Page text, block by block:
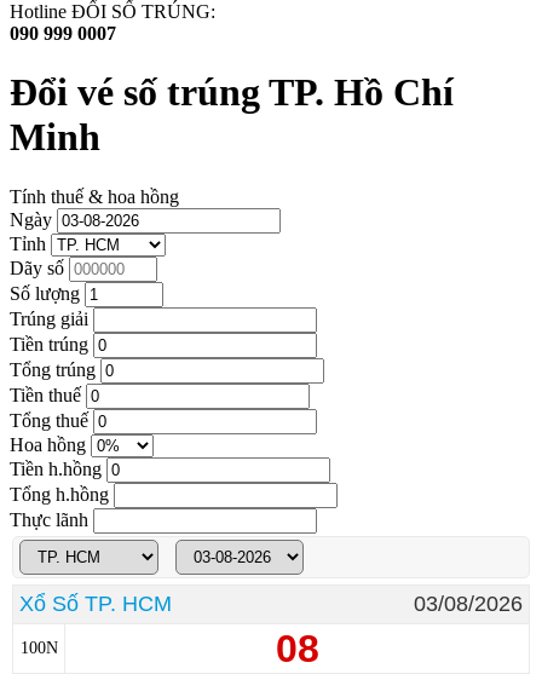
Hotline ĐỔI SỐ TRÚNG:
090 999 0007
Đổi vé số trúng TP. Hồ Chí
Minh
Tính thuế & hoa hồng
Ngày
Tỉnh
Dãy số
Số lượng
Trúng giải
Tiền trúng
Tổng trúng
Tiền thuế
Tổng thuế
Hoa hồng
Tiền h.hồng
Tổng h.hồng
Thực lãnh